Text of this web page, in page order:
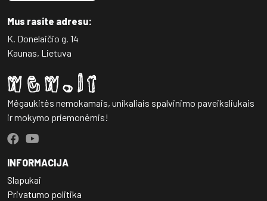
Mus rasite adresu:
K. Donelaičio g. 14
Kaunas, Lietuva
Mėgaukitės nemokamais, unikaliais spalvinimo paveiksliukais
ir mokymo priemonėmis!
INFORMACIJA
Slapukai
Privatumo politika